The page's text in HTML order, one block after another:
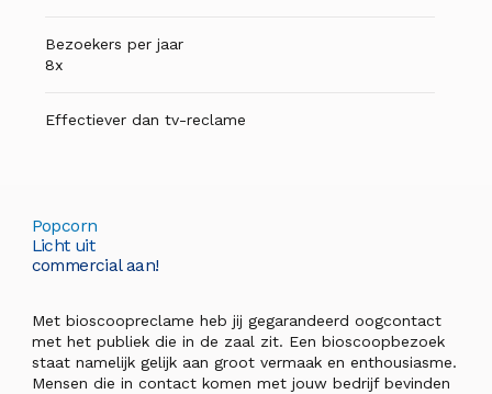
Bezoekers per jaar
8x
Effectiever dan tv-reclame
Popcorn
Licht uit
commercial aan!
Met bioscoopreclame heb jij gegarandeerd oogcontact
met het publiek die in de zaal zit. Een bioscoopbezoek
staat namelijk gelijk aan groot vermaak en enthousiasme.
Mensen die in contact komen met jouw bedrijf bevinden